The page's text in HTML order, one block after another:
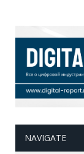
NAVIGATE